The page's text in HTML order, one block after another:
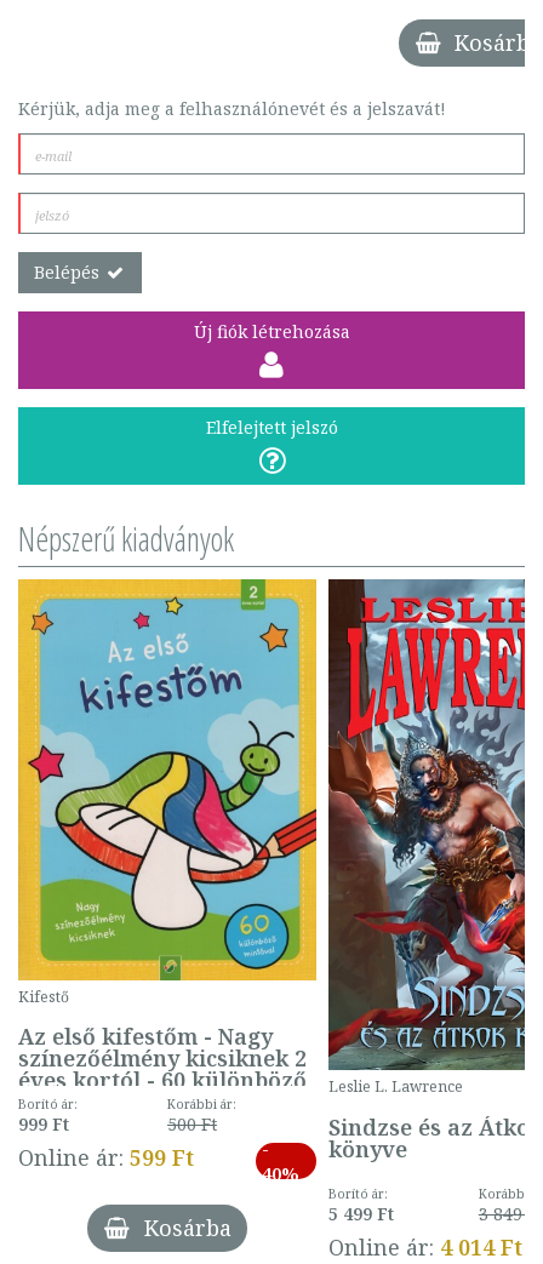
Kosárba
Kérjük, adja meg a felhasználónevét és a jelszavát!
Belépés
Új fiók létrehozása
Elfelejtett jelszó
Népszerű kiadványok
Kifestő
Az első kifestőm - Nagy
színezőélmény kicsiknek 2
éves kortól - 60 különböző
mintával (gombás)
Borító ár:
999 Ft
Korábbi ár:
500 Ft
Online ár: 599 Ft
-
40%
Kosárba
Leslie L. Lawrence
Sindzse és az Átkok
könyve
Borító ár:
5 499 Ft
Korábbi
3 849 Ft
Online ár: 4 014 Ft